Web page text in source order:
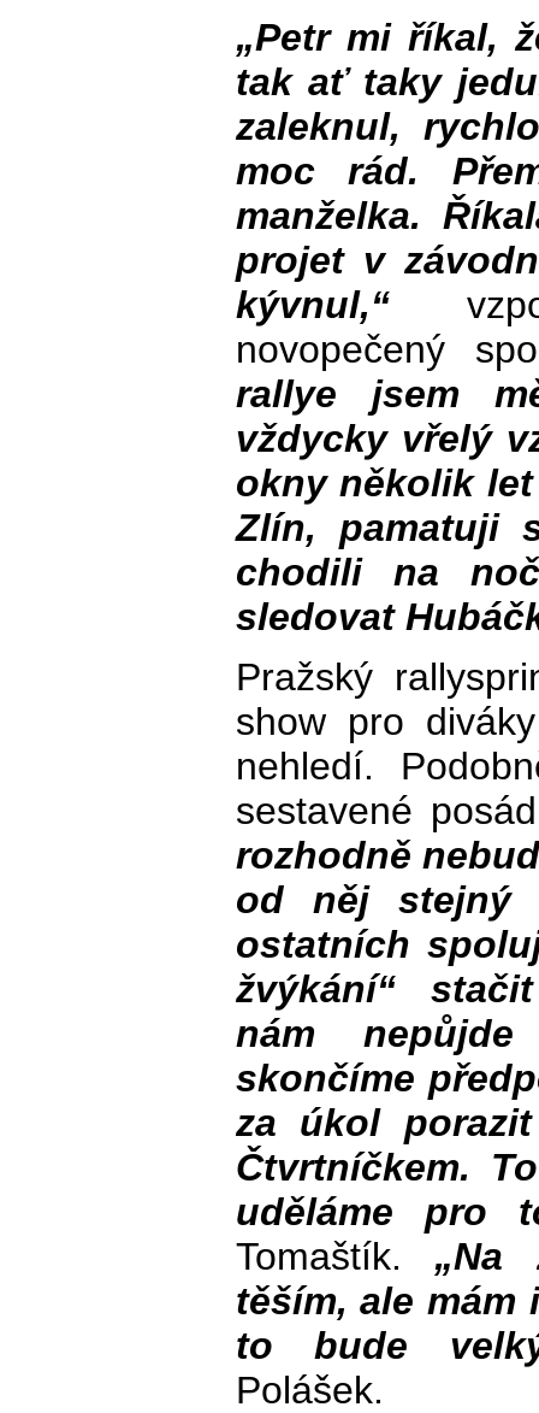
„Petr mi říkal,
tak ať taky
zaleknul,
moc rád.
manželka.
projet v
kývnul,“
novopečený
rallye jsem
vždycky vřelý
okny několik
Zlín, pamatuji
chodili na
sledovat
Pražský
show pro
nehledí.
sestavené
rozhodně
od něj stejný
ostatních
žvýkání“
nám
skončíme
za úkol
Čtvrtníčkem.
uděláme pro
Tomaštík. „Na
těším, ale mám
to bude
Polášek.